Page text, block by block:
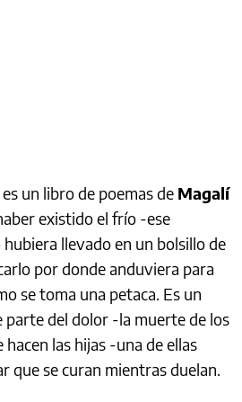
es un libro de poemas de Magalí
existido el frío -ese
llevado en un bolsillo de
por donde anduviera para
se toma una petaca. Es un
del dolor -la muerte de los
las hijas -una de ellas
que se curan mientras duelan.